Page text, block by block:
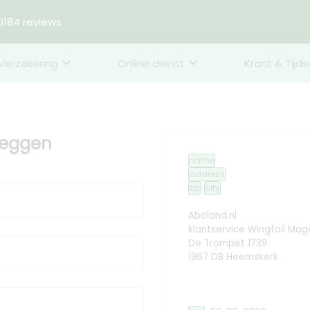
reviews
Online dienst Krant &
name
address
zip city
Aboland.nl
klantservice Wingfoil
De Trompet 1739
1967 DB Heemskerk